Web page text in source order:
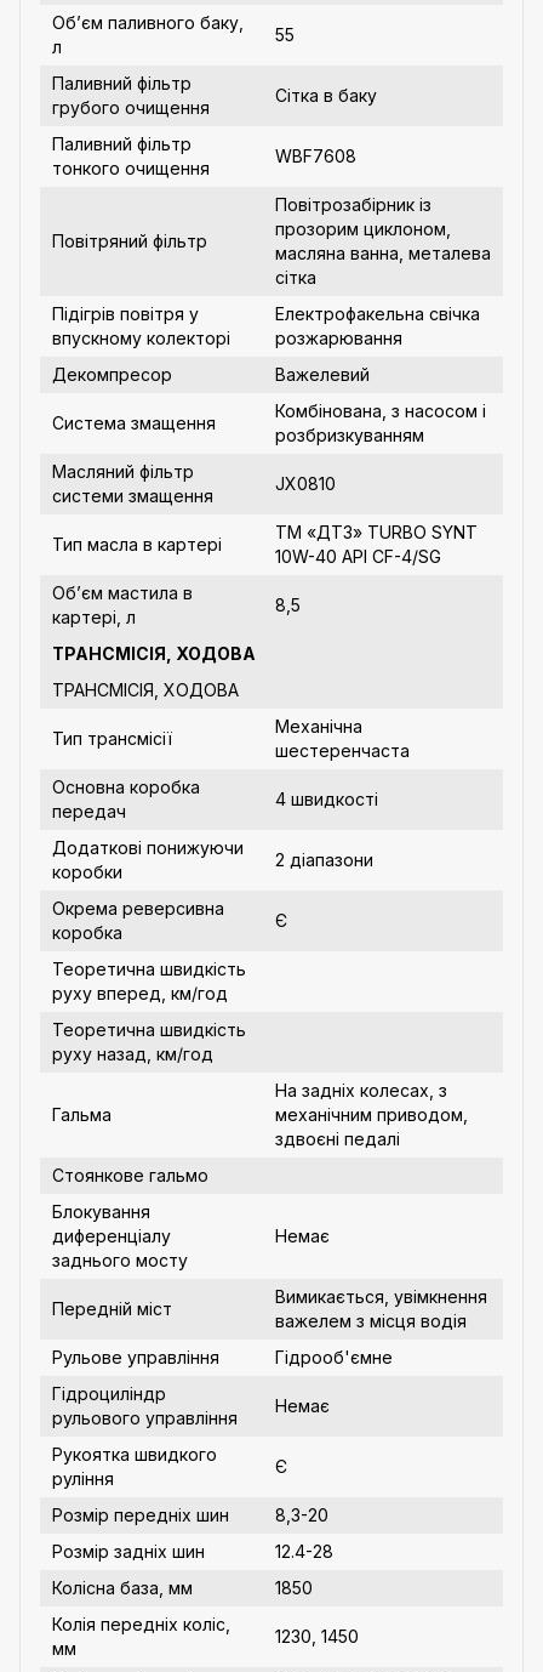
Об’єм паливного баку,
л
55
Паливний фільтр
грубого очищення
Сітка в баку
Паливний фільтр
тонкого очищення
WBF7608
Повітряний фільтр
Повітрозабірник із
прозорим циклоном,
масляна ванна, металева
сітка
Підігрів повітря у
впускному колекторі
Електрофакельна свічка
розжарювання
Декомпресор
Важелевий
Система змащення
Комбінована, з насосом і
розбризкуванням
Масляний фільтр
системи змащення
JX0810
Тип масла в картері
ТМ «ДТЗ» TURBO SYNT
10W-40 API CF-4/SG
Об’єм мастила в
картері, л
8,5
ТРАНСМІСІЯ, ХОДОВА
ТРАНСМІСІЯ, ХОДОВА
Тип трансмісії
Механічна
шестеренчаста
Основна коробка
передач
4 швидкості
Додаткові понижуючи
коробки
2 діапазони
Окрема реверсивна
коробка
Є
Теоретична швидкість
руху вперед, км/год
Теоретична швидкість
руху назад, км/год
Гальма
На задніх колесах, з
механічним приводом,
здвоєні педалі
Стоянкове гальмо
Блокування
диференціалу
заднього мосту
Немає
Передній міст
Вимикається, увімкнення
важелем з місця водія
Рульове управління
Гідрооб'ємне
Гідроциліндр
рульового управління
Немає
Рукоятка швидкого
руління
Є
Розмір передніх шин
8,3-20
Розмір задніх шин
12.4-28
Колісна база, мм
1850
Колія передніх коліс,
мм
1230, 1450